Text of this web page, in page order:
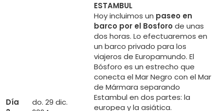
Día
do. 29 dic.
ESTAMBUL
Hoy incluimos un paseo en
barco por el Bosforo de unas
dos horas. Lo efectuaremos en
un barco privado para los
viajeros de Europamundo. El
Bósforo es un estrecho que
conecta el Mar Negro con el Mar
de Mármara separando
Estambul en dos partes: la
europea y la asiática.